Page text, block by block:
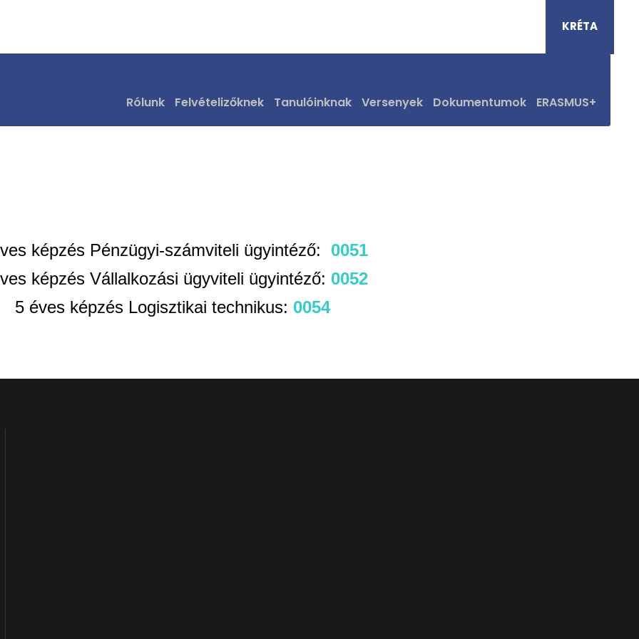
KRÉTA
Rólunk Felvételizőknek Tanulóinknak Versenyek Dokumentumok ERASMUS+
képzés Pénzügyi-számviteli ügyintéző:
0051
képzés Vállalkozási ügyviteli ügyintéző: 0052
5 éves képzés Logisztikai technikus: 0054